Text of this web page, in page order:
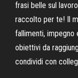
frasi belle sul
raccolto per te! Il
fallimenti, impegno
obiettivi da
condividi con